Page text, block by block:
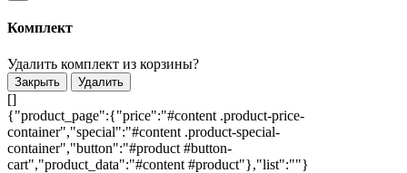
Комплект
Удалить комплект из корзины?
Закрыть Удалить
[]
{"product_page":{"price":"#content .product-price-
container","special":"#content .product-special-
container","button":"#product #button-
cart","product_data":"#content #product"},"list":""}